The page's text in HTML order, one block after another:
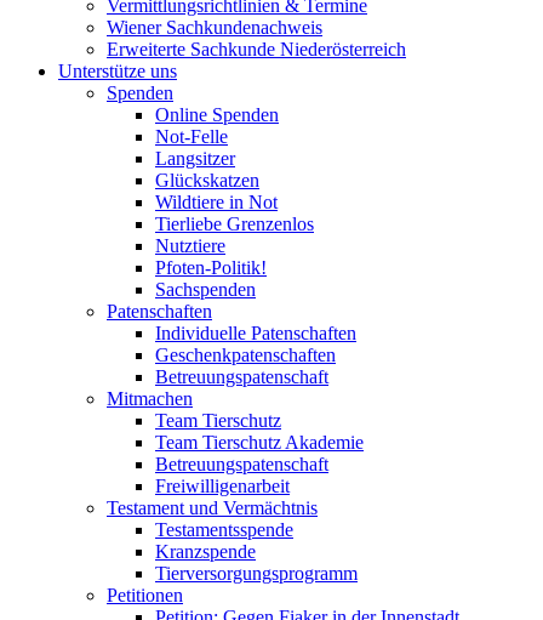
Vermittlungsrichtlinien & Termine
Wiener Sachkundenachweis
Erweiterte Sachkunde Niederösterreich
Unterstütze uns
Spenden
Online Spenden
Not-Felle
Langsitzer
Glückskatzen
Wildtiere in Not
Tierliebe Grenzenlos
Nutztiere
Pfoten-Politik!
Sachspenden
Patenschaften
Individuelle Patenschaften
Geschenkpatenschaften
Betreuungspatenschaft
Mitmachen
Team Tierschutz
Team Tierschutz Akademie
Betreuungspatenschaft
Freiwilligenarbeit
Testament und Vermächtnis
Testamentsspende
Kranzspende
Tierversorgungsprogramm
Petitionen